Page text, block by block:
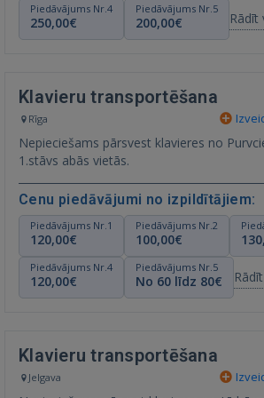
Piedāvājums Nr.4
250,00€
Piedāvājums Nr.5
200,00€ Rādīt
Klavieru transportēšana
Rīga
Nepieciešams pārsvest klavieres no
1.stāvs abās vietās.
Cenu piedāvājumi no izpildītājiem:
Piedāvājums Nr.1
120,00€
Piedāvājums Nr.2
100,00€
Piedāvājums Nr.4
120,00€
Piedāvājums Nr.5
No 60 līdz 80€
Klavieru transportēšana
Jelgava